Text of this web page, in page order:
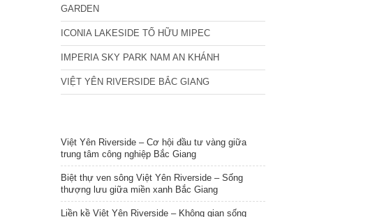
GARDEN
ICONIA LAKESIDE TỐ HỮU MIPEC
IMPERIA SKY PARK NAM AN KHÁNH
VIỆT YÊN RIVERSIDE BẮC GIANG
Việt Yên Riverside – Cơ hội đầu tư vàng giữa
trung tâm công nghiệp Bắc Giang
Biệt thự ven sông Việt Yên Riverside – Sống
thượng lưu giữa miền xanh Bắc Giang
Liền kề Việt Yên Riverside – Không gian sống